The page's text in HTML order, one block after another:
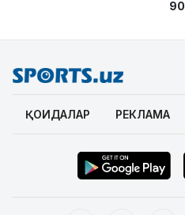
90
ҚОИДАЛАР РЕКЛАМА